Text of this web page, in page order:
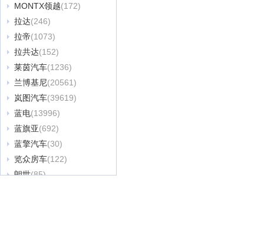
MONTX领越(172)
拉达(246)
拉帝(1073)
拉共达(152)
莱茵汽车(1236)
兰博基尼(20561)
岚图汽车(39619)
蓝电(13996)
蓝旗亚(692)
蓝擎汽车(30)
览众房车(122)
朗世(85)